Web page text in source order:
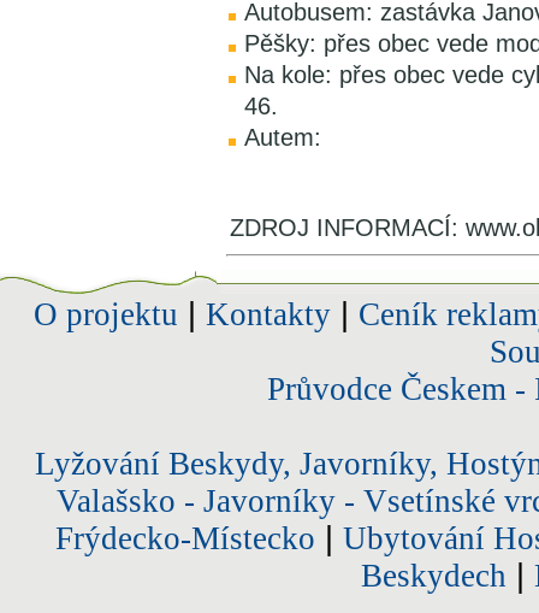
Autobusem: zastávka
Pěšky: přes obec vede
Na kole: přes obec vede
46.
Autem:
ZDROJ INFORMACÍ:
O projektu Kontakty| Ceník
Průvodce Českem
Lyžování Beskydy, Javorníky,
Valašsko - Javorníky - Vsetínské
Frýdecko-Místecko
Ubytování
Beskydech